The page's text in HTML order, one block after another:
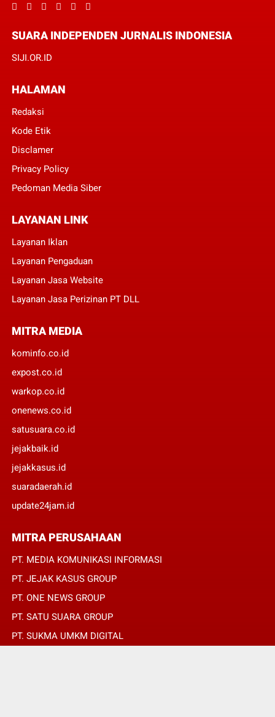
SUARA INDEPENDEN JURNALIS INDONESIA
SIJI.OR.ID
HALAMAN
Redaksi
Kode Etik
Disclamer
Privacy Policy
Pedoman Media Siber
LAYANAN LINK
Layanan Iklan
Layanan Pengaduan
Layanan Jasa Website
Layanan Jasa Perizinan PT DLL
MITRA MEDIA
kominfo.co.id
expost.co.id
warkop.co.id
onenews.co.id
satusuara.co.id
jejakbaik.id
jejakkasus.id
suaradaerah.id
update24jam.id
MITRA PERUSAHAAN
PT. MEDIA KOMUNIKASI INFORMASI
PT. JEJAK KASUS GROUP
PT. ONE NEWS GROUP
PT. SATU SUARA GROUP
PT. SUKMA UMKM DIGITAL